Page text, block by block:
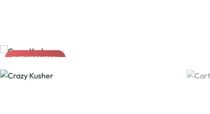
RUPTURE DE STOCK
RUPTURE DE STOCK